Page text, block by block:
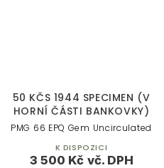
50 KČS 1944 SPECIMEN (V
HORNÍ ČÁSTI BANKOVKY)
3 500 Kč
PMG 66 EPQ Gem Uncirculated
K DISPOZICI